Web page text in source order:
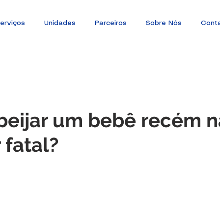
Unidades Parceiros Sobre Nós
um bebê recém
fatal?